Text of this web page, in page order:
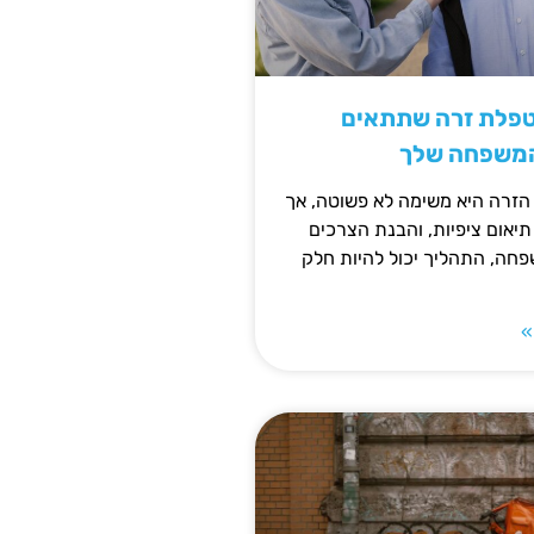
זרה שתתאים
שלך
היא משימה לא פשוטה, אך
ציפיות, והבנת הצרכים
התהליך יכול להיות חלק